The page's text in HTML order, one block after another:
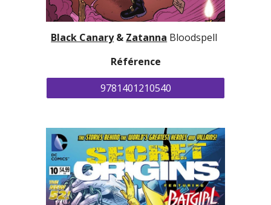
Black Canary & Zatanna Bloodspell
Référence
9781401210540